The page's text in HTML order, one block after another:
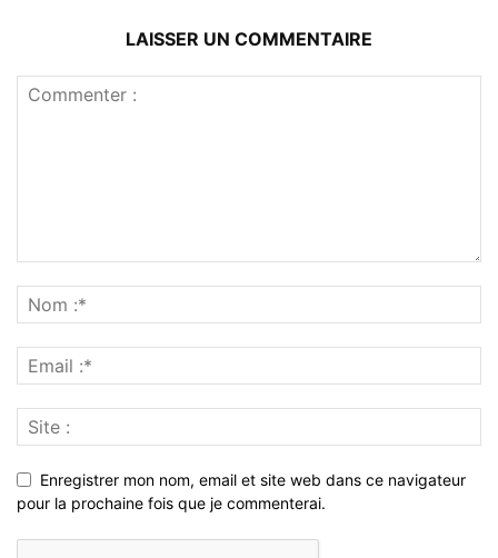
LAISSER UN COMMENTAIRE
Enregistrer mon nom, email et site web dans ce navigateur
pour la prochaine fois que je commenterai.